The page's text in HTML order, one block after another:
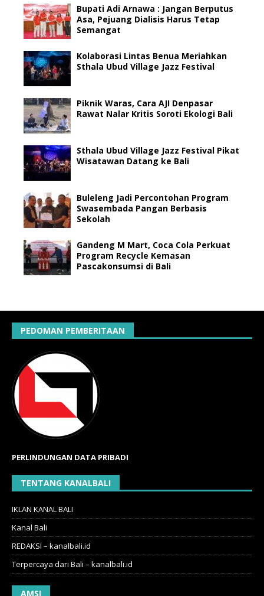
Bupati Adi Arnawa : Jangan Berputus
Asa, Pejuang Dialisis Harus Tetap
Semangat
Kolaborasi Lintas Benua Meriahkan
Sthala Ubud Village Jazz Festival
Piknik Waras, Cara AJI Denpasar
Rawat Nalar Kritis Soroti Ekologi Bali
Sthala Ubud Village Jazz Festival Pikat
Wisatawan Datang ke Bali
Buleleng Jadi Percontohan Program
Swasembada Pangan Berbasis
Sekolah
Gandeng M Mart, Coca Cola Perkuat
Program Recycle Kemasan
Pascakonsumsi di Bali
PEDOMAN PEMBERITAAN
PERLINDUNGAN DATA PRIBADI
TENTANG KANALBALI
IKLAN KANAL BALI
Kanal Bali
REDAKSI – kanalbali.id
Terpercaya dari Bali – kanalbali.id
AMSI